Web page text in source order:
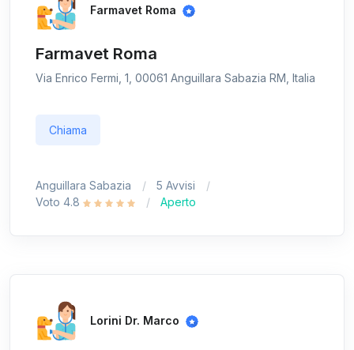
Farmavet Roma
Farmavet Roma
Via Enrico Fermi, 1, 00061 Anguillara Sabazia RM, Italia
Chiama
Anguillara Sabazia
5 Avvisi
Voto 4.8
Aperto
Lorini Dr. Marco